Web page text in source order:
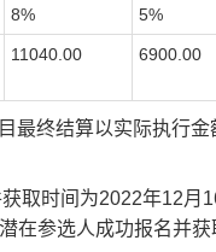
8% 5%
11040.00 6900.00
最终结算以实际执行金
取时间 为2022年12月
在参选人成功报名并获